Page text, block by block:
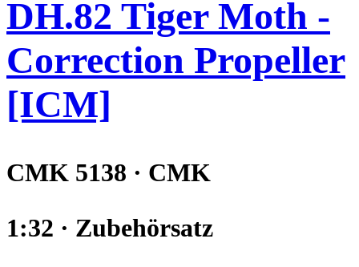
DH.82 Tiger Moth -
Correction Propeller
[ICM]
CMK 5138 · CMK
1:32 · Zubehörsatz